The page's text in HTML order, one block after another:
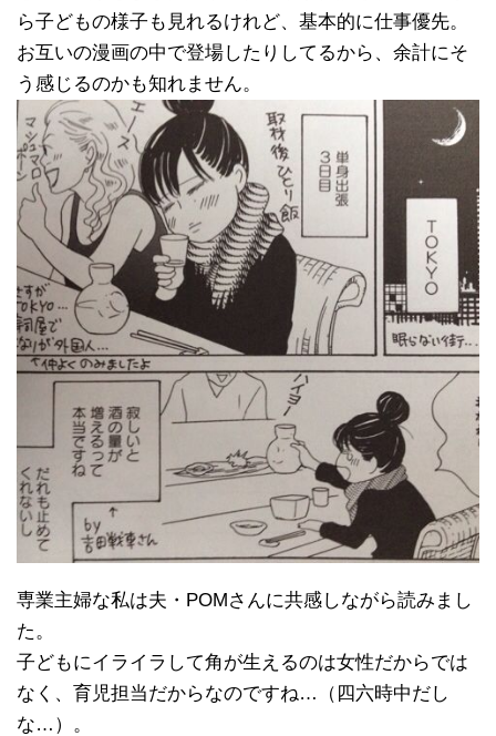
ら子どもの様子も見れるけれど、基本的に仕事優先。
お互いの漫画の中で登場したりしてるから、余計にそ
う感じるのかも知れません。
専業主婦な私は夫・POMさんに共感しながら読みまし
た。
子どもにイライラして角が生えるのは女性だからでは
なく、育児担当だからなのですね…（四六時中だし
な…）。